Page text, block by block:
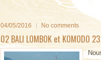
04/05/2016 No comments
02 BALI LOMBOK et KOMODO